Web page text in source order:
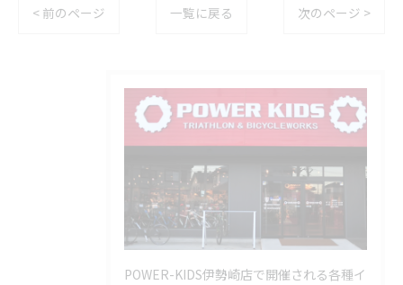
< 前のページ 一覧に戻る 次のページ >
POWER-KIDS伊勢崎店で開催される各種イ